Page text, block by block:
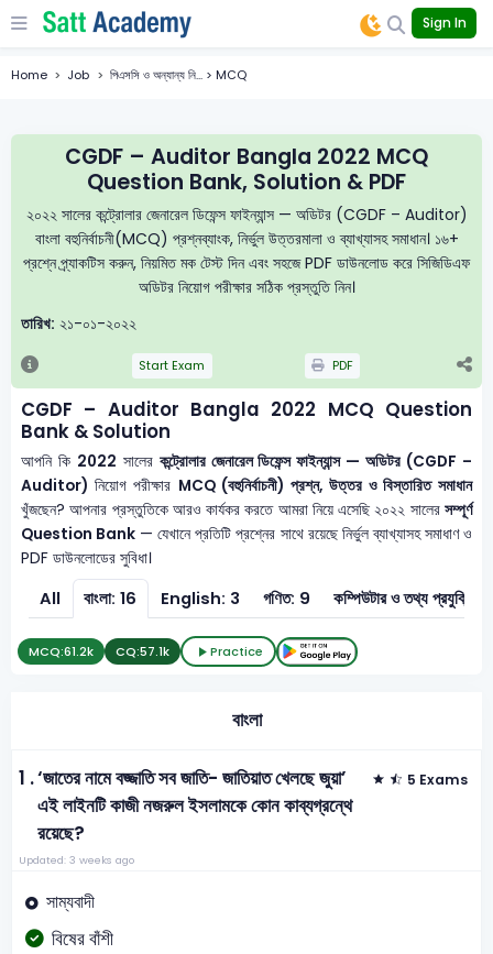
Sign In
Home Job পিএসসি ও অন্যান্য নি... > MCQ
CGDF – Auditor Bangla 2022 MCQ
Question Bank, Solution & PDF
২০২২ সালের কন্ট্রোলার জেনারেল ডিফেন্স ফাইন্যান্স — অডিটর (CGDF – Auditor)
বাংলা বহুনির্বাচনী(MCQ) প্রশ্নব্যাংক, নির্ভুল উত্তরমালা ও ব্যাখ্যাসহ সমাধান। ১৬+
প্রশ্নে প্র্যাকটিস করুন, নিয়মিত মক টেস্ট দিন এবং সহজে PDF ডাউনলোড করে সিজিডিএফ
অডিটর নিয়োগ পরীক্ষার সঠিক প্রস্তুতি নিন।
তারিখ: ২১-০১-২০২২
Start Exam PDF
CGDF – Auditor Bangla 2022 MCQ Question
Bank & Solution
আপনি কি 2022 সালের কন্ট্রোলার জেনারেল ডিফেন্স ফাইন্যান্স — অডিটর (CGDF –
Auditor) নিয়োগ পরীক্ষার MCQ (বহুনির্বাচনী) প্রশ্ন, উত্তর ও বিস্তারিত সমাধান
খুঁজছেন? আপনার প্রস্তুতিকে আরও কার্যকর করতে আমরা নিয়ে এসেছি ২০২২ সালের সম্পূর্ণ
Question Bank — যেখানে প্রতিটি প্রশ্নের সাথে রয়েছে নির্ভুল ব্যাখ্যাসহ সমাধাণ ও
PDF ডাউনলোডের সুবিধা।
All বাংলা: 16 English: 3 গণিত: 9 কম্পিউটার ও
MCQ:61.2k CQ:57.1k Practice
বাংলা
1 .‘জাতের নামে বজ্জাতি সব জাতি- জাতিয়াত খেলছে জুয়া’
এই লাইনটি কাজী নজরুল ইসলামকে কোন কাব্যগ্রন্থে
রয়েছে?
5 Exams
Updated: 3 weeks ago
সাম্যবাদী
বিষের বাঁশী